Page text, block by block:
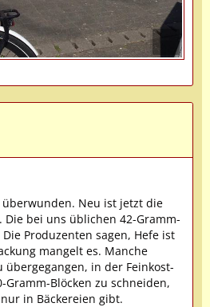
Neu ist jetzt die
Die bei uns üblichen 42-Gramm-
Produzenten sagen, Hefe ist
mangelt es. Manche
in der Feinkost-
Gramm-Blöcken zu schneiden,
in Bäckereien gibt.